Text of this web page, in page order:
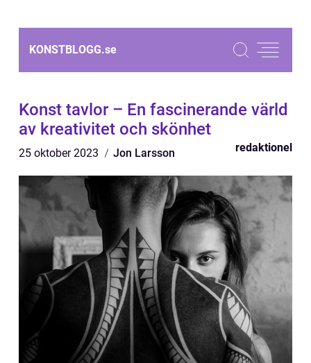
KONSTBLOGG.se
Konst tavlor – En fascinerande värld
av kreativitet och skönhet
25 oktober 2023 Jon Larsson redaktionel